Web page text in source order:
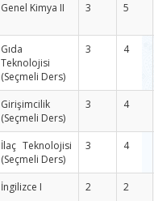
Genel Kimya II 3 5
Gıda
Teknolojisi
(Seçmeli Ders)
3 4
Girişimcilik
(Seçmeli Ders)
3 4
İlaç Teknolojisi
(Seçmeli Ders)
3 4
İngilizce I 2 2